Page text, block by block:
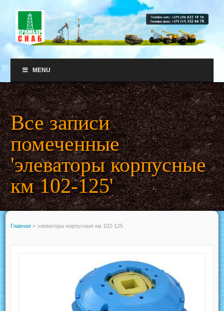
MENU
Все записи
помеченные
'элеваторы корпусные
км 102-125'
Главная » элеваторы корпусные км 102-125